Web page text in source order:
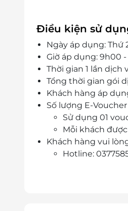
Điều kiện sử
Ngày áp dụng: Thứ
Giờ áp dụng: 9h00
Thời gian 1 lần dịch
Tổng thời gian gói
Khách hàng áp
Số lượng E-
Sử dụng 01
Mỗi khách
Khách hàng vui
Hotline:
E-Voucher/E-